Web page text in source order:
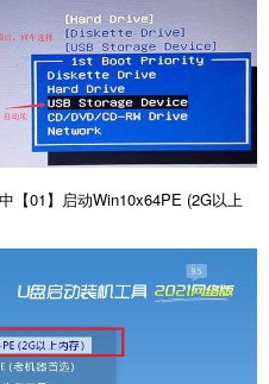
【01】启动Win10x64PE (2G以上